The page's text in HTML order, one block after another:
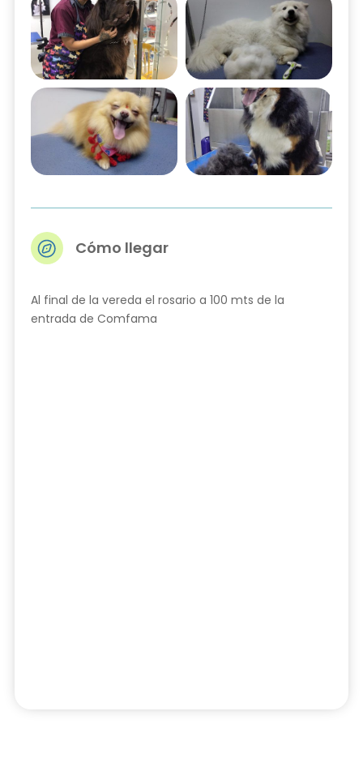
Cómo llegar
Al final de la vereda el rosario a 100 mts de la
entrada de Comfama